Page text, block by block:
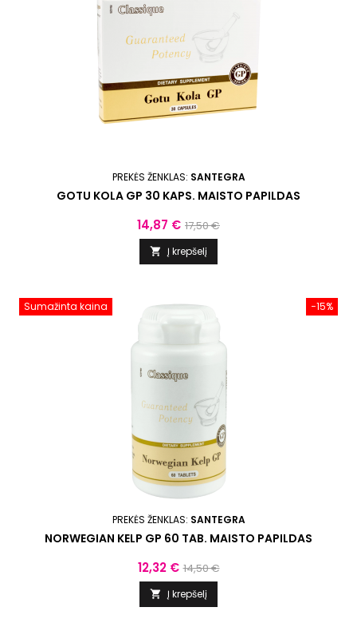
PREKĖS ŽENKLAS: SANTEGRA
GOTU KOLA GP 30 KAPS. MAISTO PAPILDAS
Kaina
14,87 € Bazinė
kaina
17,50 €
 Į krepšelį
−15%
Sumažinta kaina
PREKĖS ŽENKLAS: SANTEGRA
NORWEGIAN KELP GP 60 TAB. MAISTO PAPILDAS
Kaina
12,32 € Bazinė
kaina
14,50 €
 Į krepšelį